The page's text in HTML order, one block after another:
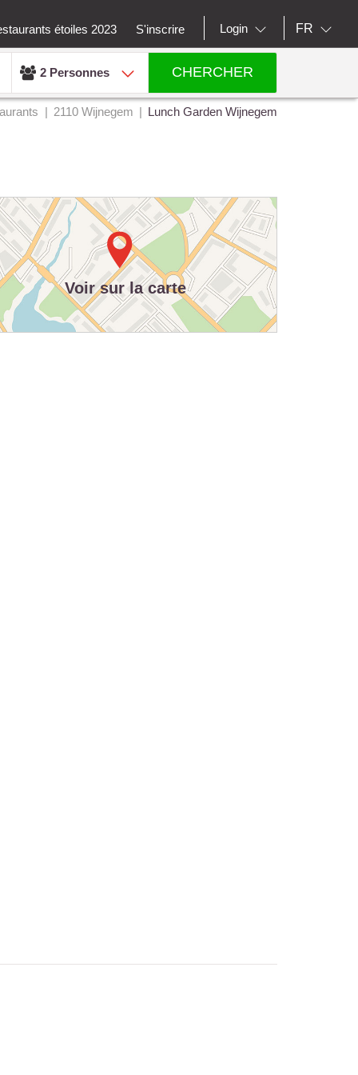
étoiles 2023 S'inscrire Login FR
2 Personnes CHERCHER
2110 Wijnegem Lunch Garden Wijnegem
Voir sur la carte